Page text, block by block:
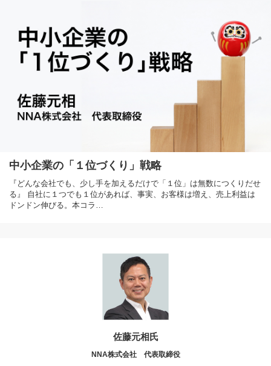
中小企業の「１位づくり」戦略
『どんな会社でも、少し手を加えるだけで「１位」は無数につくりだせ
る』 自社に１つでも１位があれば、事実、お客様は増え、売上利益は
ドンドン伸びる。本コラ…
佐藤元相氏
NNA株式会社 代表取締役